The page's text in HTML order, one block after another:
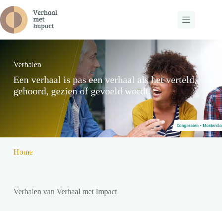
naar
de
inhoud
Verhalen
Een verhaal is pas een verhaal als het verteld,
gehoord, gezien of gevoeld wordt.
Home
Verhalen van Verhaal met Impact